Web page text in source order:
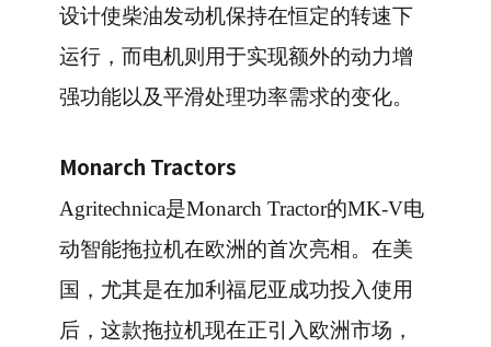
设计使柴油发动机保持在恒定的转速下
运行，而电机则用于实现额外的动力增
强功能以及平滑处理功率需求的变化。
Monarch Tractors
Agritechnica是Monarch Tractor的MK-V电
动智能拖拉机在欧洲的首次亮相。在美
国，尤其是在加利福尼亚成功投入使用
后，这款拖拉机现在正引入欧洲市场，